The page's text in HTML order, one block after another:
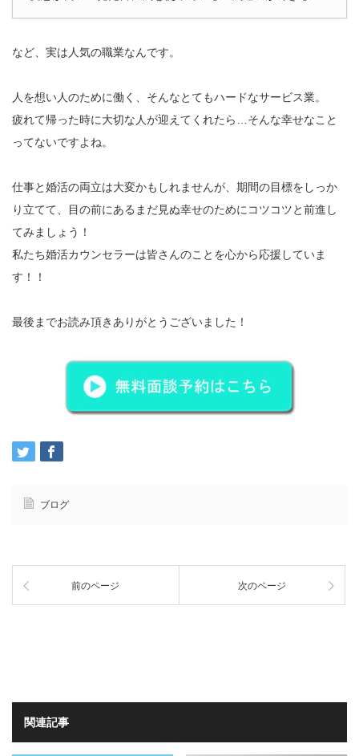
など、実は人気の職業なんです。
人を想い人のために働く、そんなとてもハードなサービス業。
疲れて帰った時に大切な人が迎えてくれたら…そんな幸せなこと
ってないですよね。
仕事と婚活の両立は大変かもしれませんが、期間の目標をしっか
り立てて、目の前にあるまだ見ぬ幸せのためにコツコツと前進し
てみましょう！
私たち婚活カウンセラーは皆さんのことを心から応援していま
す！！
最後までお読み頂きありがとうございました！
ブログ
前のページ 次のページ
関連記事